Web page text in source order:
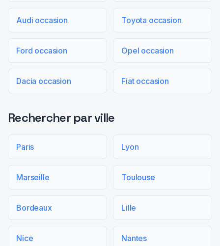
Audi occasion Toyota occasion
Ford occasion Opel occasion
Dacia occasion Fiat occasion
Rechercher par ville
Paris Lyon
Marseille Toulouse
Bordeaux Lille
Nice Nantes